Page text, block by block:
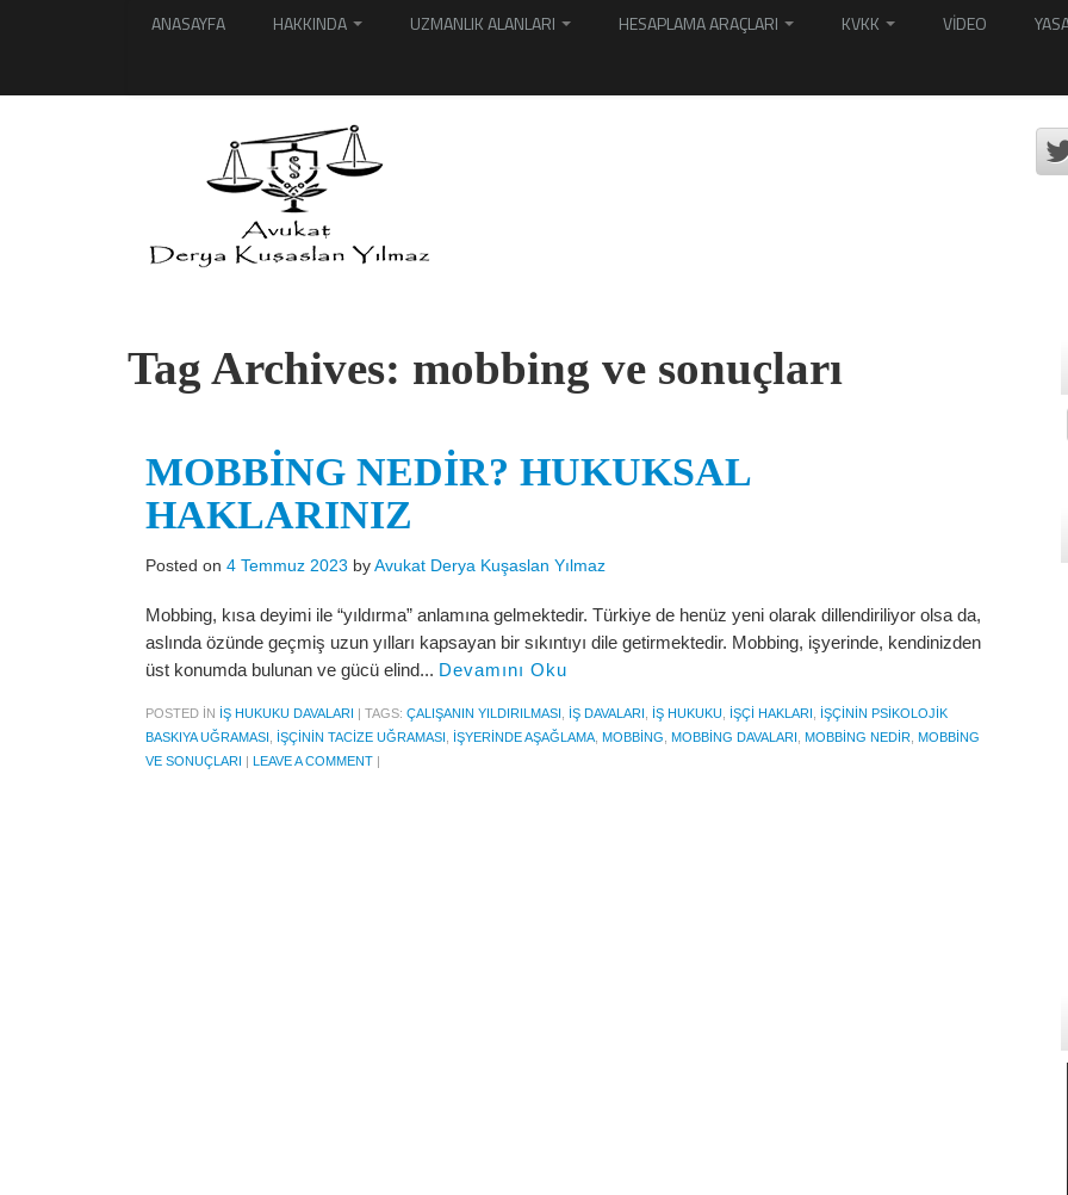
ANASAYFA HAKKINDA UZMANLIK ALANLARI HESAPLAMA ARAÇLARI KVKK VİDEO
Tag Archives: mobbing ve sonuçları
MOBBİNG NEDİR? HUKUKSAL
HAKLARINIZ
Posted on 4 Temmuz 2023 byAvukat Derya Kuşaslan Yılmaz
Mobbing, kısa deyimi ile “yıldırma” anlamına gelmektedir. Türkiye de henüz yeni olarak dillendiriliyor olsa da,
aslında özünde geçmiş uzun yılları kapsayan bir sıkıntıyı dile getirmektedir. Mobbing, işyerinde, kendinizden
üst konumda bulunan ve gücü elind... Devamını Oku
POSTED IN İŞ HUKUKU DAVALARI | TAGS: ÇALIŞANIN YILDIRILMASI IŞ DAVALARI IŞ HUKUKU IŞÇI HAKLARI
IŞÇININ PSIKOLOJIK
BASKIYA UĞRAMASI
IŞÇININ TACIZE UĞRAMASI IŞYERINDE AŞAĞLAMA MOBBING MOBBING DAVALARI MOBBING NEDIR MOBBING
VE SONUÇLARI | LEAVE A COMMENT |